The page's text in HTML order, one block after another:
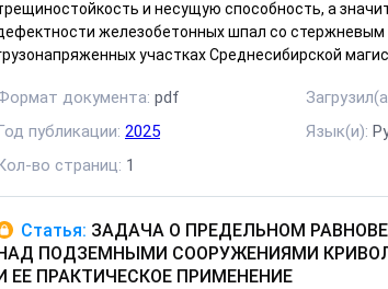
и несущую способность, а
железобетонных шпал со
участках Среднесибирской
документа: pdf
публикации: 2025
во страниц: 1
Язык(и):
Статья: ЗАДАЧА О ПРЕДЕЛЬНОМ
ПОДЗЕМНЫМИ СООРУЖЕНИЯМИ
ЕЕ ПРАКТИЧЕСКОЕ ПРИМЕНЕНИЕ